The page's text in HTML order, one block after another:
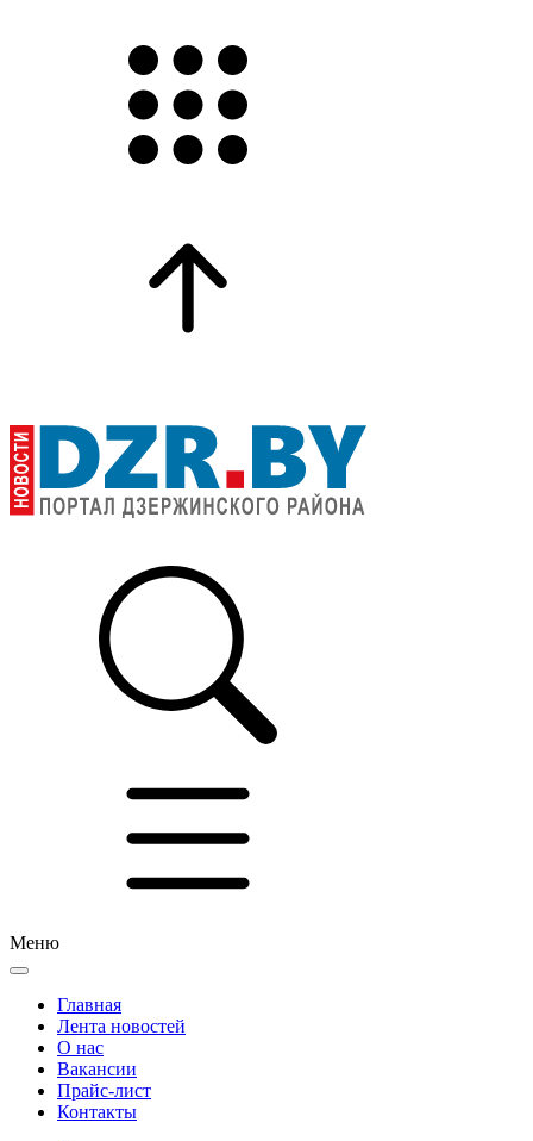
Меню
Главная
Лента новостей
О нас
Вакансии
Прайс-лист
Контакты